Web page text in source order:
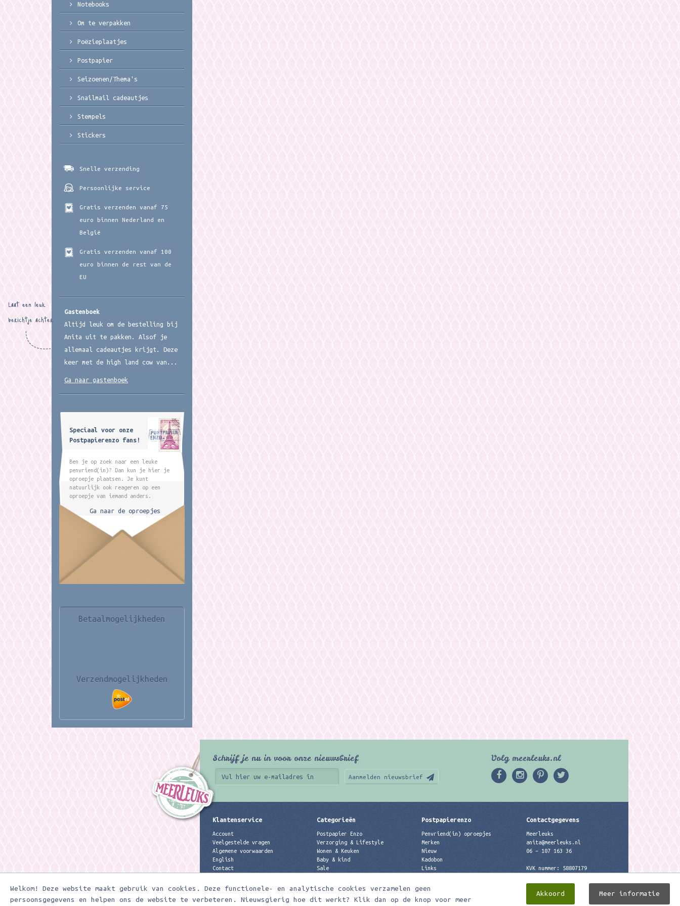
Welkom! Deze website maakt gebruik van cookies. Deze functionele- en analytische cookies verzamelen geen
persoonsgegevens en helpen ons de website te verbeteren. Nieuwsgierig hoe dit werkt? Klik dan op de knop voor meer
Akkoord Meer informatie
Notebooks
Om te verpakken
Poëzieplaatjes
Postpapier
Seizoenen/Thema's
Snailmail cadeautjes
Stempels
Stickers
Snelle verzending
Persoonlijke service
Gratis verzenden vanaf 75
euro binnen Nederland en
België
Gratis verzenden vanaf 100
euro binnen de rest van de
EU
Gastenboek
Altijd leuk om de bestelling bij
Anita uit te pakken. Alsof je
allemaal cadeautjes krijgt. Deze
keer met de high land cow van...
Laat een leuk
berichtje achter
Ga naar gastenboek
Speciaal voor onze
Postpapierenzo fans!
Ben je op zoek naar een leuke
penvriend(in)? Dan kun je hier je
oproepje plaatsen. Je kunt
natuurlijk ook reageren op een
oproepje van iemand anders.
Ga naar de oproepjes
Betaalmogelijkheden
Verzendmogelijkheden
Schrijf je nu in voor onze nieuwsbrief
Aanmelden nieuwsbrief
Volg meerleuks.nl
Klantenservice
Account
Veelgestelde vragen
Algemene voorwaarden
English
Contact
Categorieën
Postpapier Enzo
Verzorging & Lifestyle
Wonen & Keuken
Baby & kind
Sale
Best verkochte producten
Postpapierenzo
Penvriend(in) oproepjes
Merken
Nieuw
Kadobon
Links
Contactgegevens
Meerleuks
anita@meerleuks.nl
06 – 107 163 36
KVK nummer: 58807179